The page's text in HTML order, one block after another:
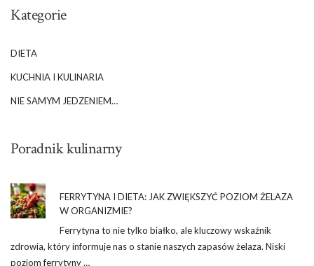
Kategorie
DIETA
KUCHNIA I KULINARIA
NIE SAMYM JEDZENIEM…
Poradnik kulinarny
FERRYTYNA I DIETA: JAK ZWIĘKSZYĆ POZIOM ŻELAZA
W ORGANIZMIE?
Ferrytyna to nie tylko białko, ale kluczowy wskaźnik
zdrowia, który informuje nas o stanie naszych zapasów żelaza. Niski
poziom ferrytyny …